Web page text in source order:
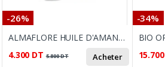
-26%
ALMAFLORE HUILE D'AMANDE DOUCE 10 ML
4.300 DT 5.800DT Acheter
-34%
15.700